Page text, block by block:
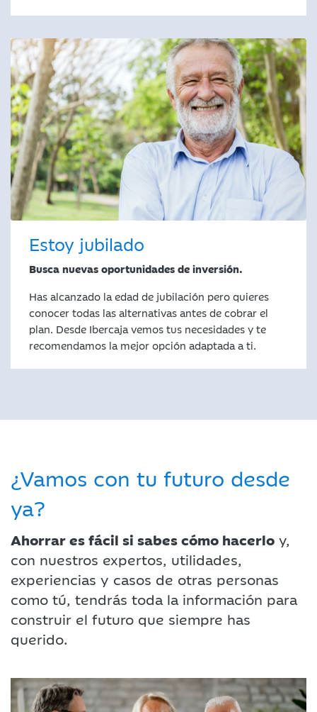
Estoy jubilado
Busca nuevas oportunidades de inversión.
Has alcanzado la edad de jubilación pero quieres
conocer todas las alternativas antes de cobrar el
plan. Desde Ibercaja vemos tus necesidades y te
recomendamos la mejor opción adaptada a ti.
¿Vamos con tu futuro desde
ya?
Ahorrar es fácil si sabes cómo hacerlo y,
con nuestros expertos, utilidades,
experiencias y casos de otras personas
como tú, tendrás toda la información para
construir el futuro que siempre has
querido.